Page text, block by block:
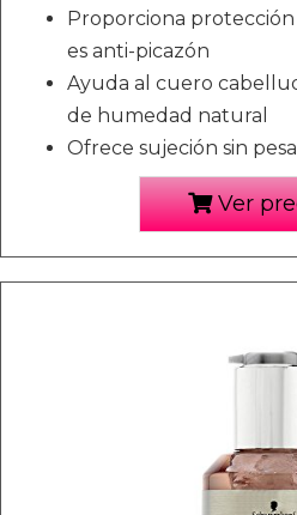
Proporciona protección
es anti-picazón
Ayuda al cuero
de humedad natural
Ofrece sujeción sin
Ver